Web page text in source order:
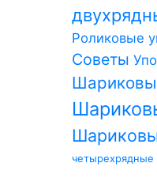
Роликовые
Советы
четырехрядные